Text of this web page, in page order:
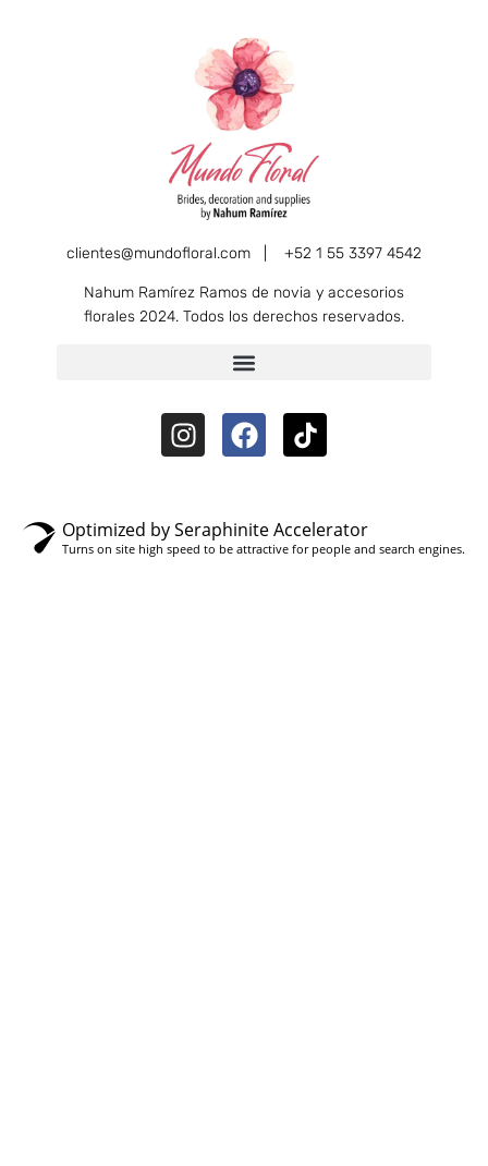
clientes@mundofloral.com | +52 1 55 3397 4542
Nahum Ramírez Ramos de novia y accesorios
florales 2024. Todos los derechos reservados.
Optimized by Seraphinite Accelerator
Turns on site high speed to be attractive for people and search engines.